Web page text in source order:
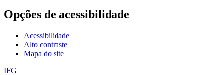
Opções de acessibilidade
Acessibilidade
Alto contraste
Mapa do site
IFG